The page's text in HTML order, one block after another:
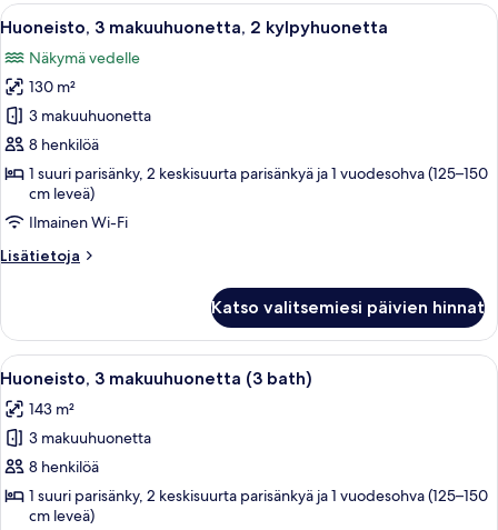
kylpyhuonetta
Avaa
kaikki
huonetyypin
Huoneisto,
3
makuuhuonetta,
2
kylpyhuonetta
kuvat
52–tuumainen taulutelevisio, jossa
13
Huoneisto, 3 makuuhuonetta, 2 kylpyhuonetta
Näkymä vedelle
130 m²
3 makuuhuonetta
8 henkilöä
1 suuri parisänky, 2 keskisuurta parisänkyä ja 1 vuodesohva (125–150
cm leveä)
Ilmainen Wi-Fi
Lisätietoja
Lisätietoja
makuuhuonetta,
kylpyhuonetta
Katso valitsemiesi päivien hinnat
Avaa
kaikki
huonetyypin
Huoneisto,
3
makuuhuonetta
Moderni huoneisto, jossa on
10
Huoneisto, 3 makuuhuonetta (3 bath)
143 m²
3 makuuhuonetta
8 henkilöä
1 suuri parisänky, 2 keskisuurta parisänkyä ja 1 vuodesohva (125–150
cm leveä)